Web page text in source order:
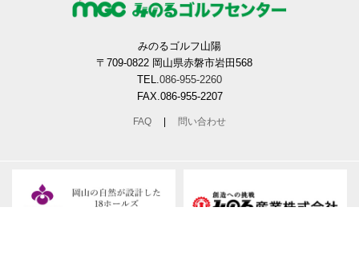
みのるゴルフ山陽
〒709-0822 岡山県赤磐市岩田568
TEL. 086-955-2260
FAX.086-955-2207
FAQ | 問い合わせ